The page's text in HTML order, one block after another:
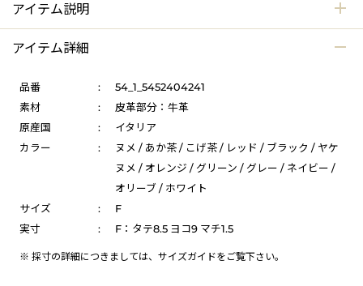
アイテム説明
アイテム詳細
品番 :
54_1_5452404241
素材
:
皮革部分：牛革
原産国
:
イタリア
カラー
:
ヌメ / あか茶 / こげ茶 / レッド / ブラック / ヤケ
ヌメ / オレンジ / グリーン / グレー / ネイビー /
オリーブ / ホワイト
サイズ
:
F
実寸
: F：タテ8.5 ヨコ9 マチ1.5
※ 採寸の詳細につきましては、 サイズガイドをご覧下さい。